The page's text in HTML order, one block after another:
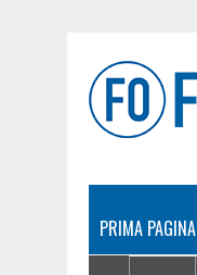
PRIMA PAGINA